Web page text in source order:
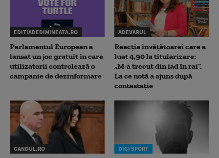
EDITIADEDIMINEATA.RO
Parlamentul European a
lansat un joc gratuit în care
utilizatorii controlează o
campanie de dezinformare
ADEVARUL
Reacția învățătoarei care a
luat 4,90 la titularizare:
„M-a trecut din iad în rai”.
La ce notă a ajuns după
contestație
GANDUL.RO DIGI SPORT